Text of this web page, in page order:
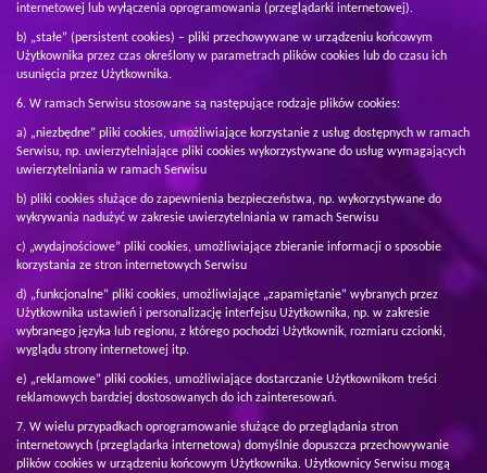
internetowej lub wyłączenia oprogramowania (przeglądarki internetowej).
b) „stałe” (persistent cookies) – pliki przechowywane w urządzeniu końcowym
Użytkownika przez czas określony w parametrach plików cookies lub do czasu ich
usunięcia przez Użytkownika.
W ramach Serwisu stosowane są następujące rodzaje plików cookies:
a) „niezbędne” pliki cookies, umożliwiające korzystanie z usług dostępnych w ramach
Serwisu, np. uwierzytelniające pliki cookies wykorzystywane do usług wymagających
uwierzytelniania w ramach Serwisu
b) pliki cookies służące do zapewnienia bezpieczeństwa, np. wykorzystywane do
wykrywania nadużyć w zakresie uwierzytelniania w ramach Serwisu
c) „wydajnościowe” pliki cookies, umożliwiające zbieranie informacji o sposobie
korzystania ze stron internetowych Serwisu
d) „funkcjonalne” pliki cookies, umożliwiające „zapamiętanie” wybranych przez
Użytkownika ustawień i personalizację interfejsu Użytkownika, np. w zakresie
wybranego języka lub regionu, z którego pochodzi Użytkownik, rozmiaru czcionki,
wyglądu strony internetowej itp.
e) „reklamowe” pliki cookies, umożliwiające dostarczanie Użytkownikom treści
reklamowych bardziej dostosowanych do ich zainteresowań.
W wielu przypadkach oprogramowanie służące do przeglądania stron
internetowych (przeglądarka internetowa) domyślnie dopuszcza przechowywanie
plików cookies w urządzeniu końcowym Użytkownika. Użytkownicy Serwisu mogą